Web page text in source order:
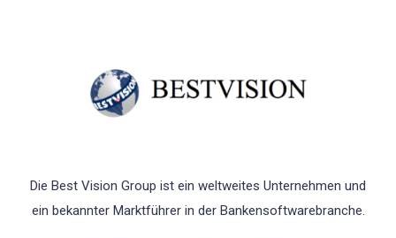
Die Best Vision Group ist ein weltweites Unternehmen und
ein bekannter Marktführer in der Bankensoftwarebranche.